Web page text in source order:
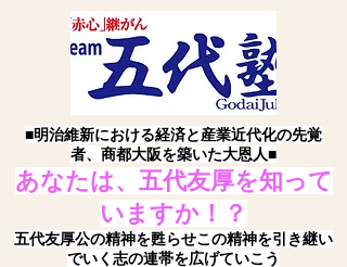
■明治維新における経済と産業近代化の先覚
者、商都大阪を築いた大恩人■
あなたは、五代友厚を知って
いますか！？
五代友厚公の精神を甦らせこの精神を引き継い
でいく志の連帯を広げていこう